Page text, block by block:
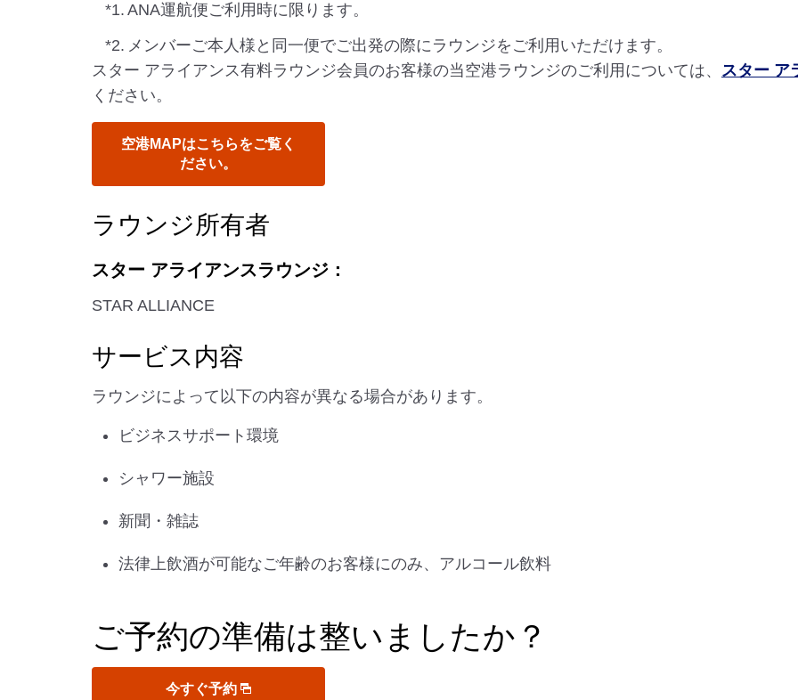
*1. ANA運航便ご利用時に限ります。
*2. メンバーご本人様と同一便でご出発の際にラウンジをご利用いただけます。
スター アライアンス有料ラウンジ会員のお客様の当空港ラウンジのご利用については、 スター ア
ください。
空港MAPはこちらをご覧く
ださい。
ラウンジ所有者
スター アライアンスラウンジ：
STAR ALLIANCE
サービス内容
ラウンジによって以下の内容が異なる場合があります。
ビジネスサポート環境
シャワー施設
新聞・雑誌
法律上飲酒が可能なご年齢のお客様にのみ、アルコール飲料
ご予約の準備は整いましたか？
今すぐ予約